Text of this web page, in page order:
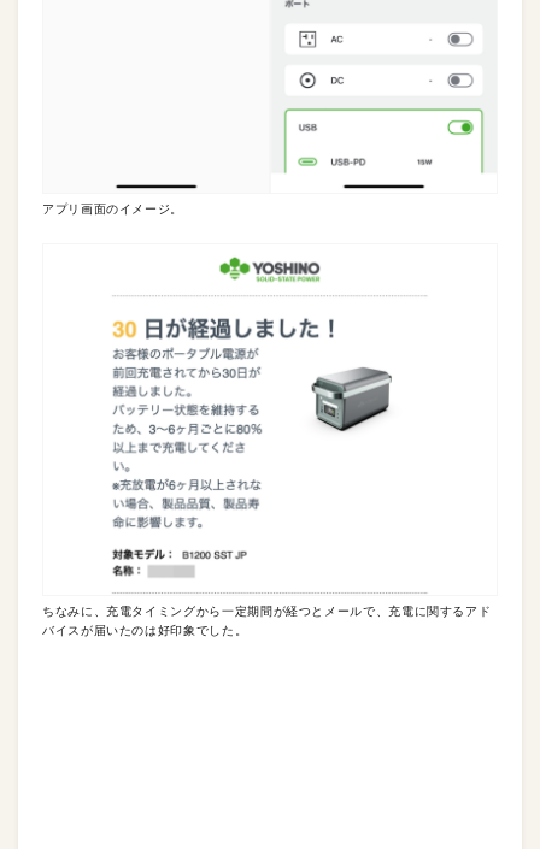
アプリ画面のイメージ。
ちなみに、充電タイミングから一定期間が経つとメールで、充電に関するアド
バイスが届いたのは好印象でした。